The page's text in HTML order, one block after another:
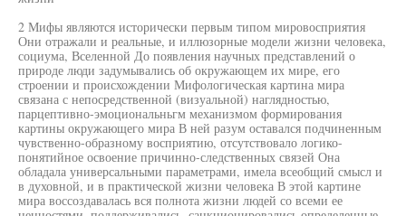
2 Мифы являются исторически первым типом мировосприятия
Они отражали и реальные, и иллюзорные модели жизни человека,
социума, Вселенной До появления научных представлений о
природе люди задумывались об окружающем их мире, его
строении и происхождении Мифологическая картина мира
связана с непосредственной (визуальной) наглядностью,
парцептивно-эмоциональньгм механизмом формирования
картины окружающего мира В ней разум оставался подчиненным
чувственно-образному восприятию, отсутствовало логико-
понятийное освоение причинно-следственных связей Она
обладала универсальными параметрами, имела всеобщий смысл и
в духовной, и в практической жизни человека В этой картине
мира воссоздавалась вся полнота жизни людей со всеми ее